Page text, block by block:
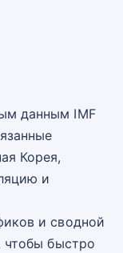
данным IMF
Корея,
и
и сводной
чтобы быстро